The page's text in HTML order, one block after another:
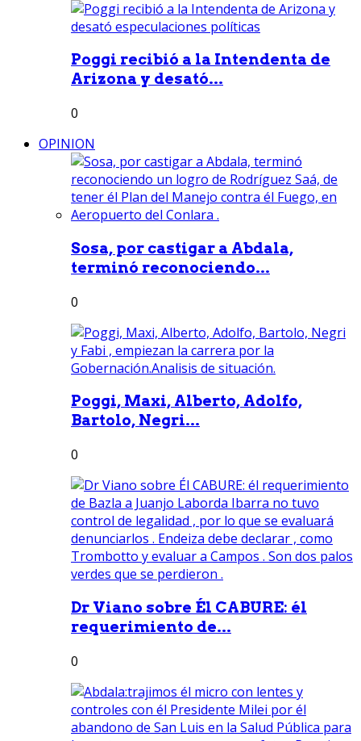
Poggi recibió a la Intendenta de
Arizona y desató...
0
OPINION
Sosa, por castigar a Abdala,
terminó reconociendo...
0
Poggi, Maxi, Alberto, Adolfo,
Bartolo, Negri...
0
Dr Viano sobre Él CABURE: él
requerimiento de...
0